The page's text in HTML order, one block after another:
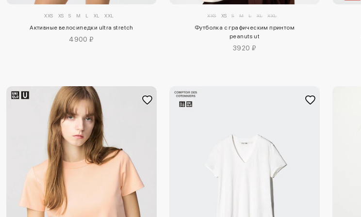
XXS XS S M L XL XXL
Активные велосипедки ultra stretch
4900 ₽
XXS XS S M L XL XXL
Футболка с графическим принтом
peanuts ut
3920 ₽